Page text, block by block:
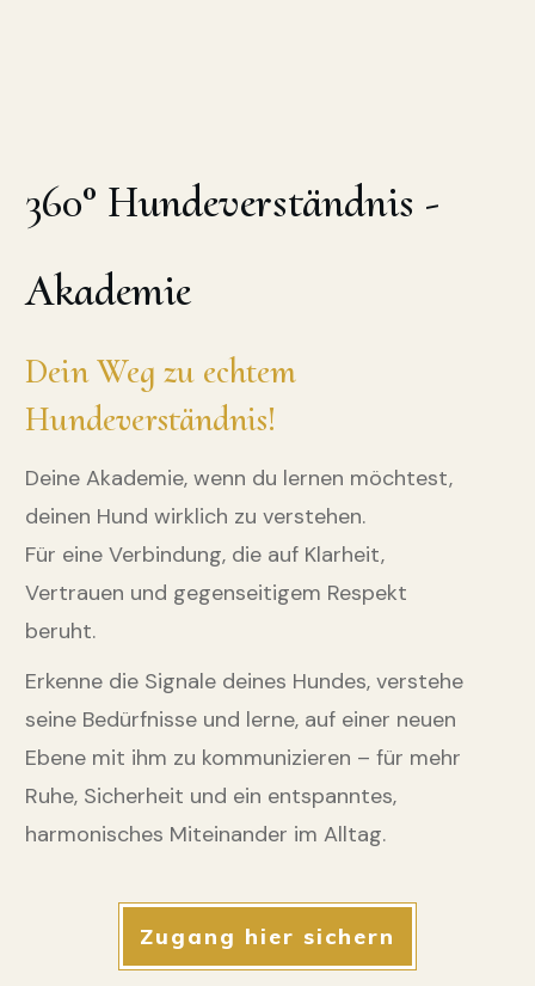
360° Hundeverständnis -
Akademie
Dein Weg zu echtem
Hundeverständnis!
Deine Akademie, wenn du lernen möchtest,
deinen Hund wirklich zu verstehen.
Für eine Verbindung, die auf Klarheit,
Vertrauen und gegenseitigem Respekt
beruht.
Erkenne die Signale deines Hundes, verstehe
seine Bedürfnisse und lerne, auf einer neuen
Ebene mit ihm zu kommunizieren – für mehr
Ruhe, Sicherheit und ein entspanntes,
harmonisches Miteinander im Alltag.
Zugang hier sichern